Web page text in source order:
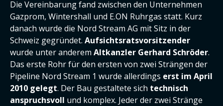
Die Vereinbarung fand zwischen den Unternehmen
Gazprom, Wintershall und E.ON Ruhrgas statt. Kurz
danach wurde die Nord Stream AG mit Sitz in der
Schweiz gegründet. Aufsichtsratsvorsitzender
wurde unter anderem Altkanzler Gerhard Schröder.
Das erste Rohr für den ersten von zwei Strängen der
Pipeline Nord Stream 1 wurde allerdings erst im April
2010 gelegt. Der Bau gestaltete sich technisch
anspruchsvoll und komplex. Jeder der zwei Stränge